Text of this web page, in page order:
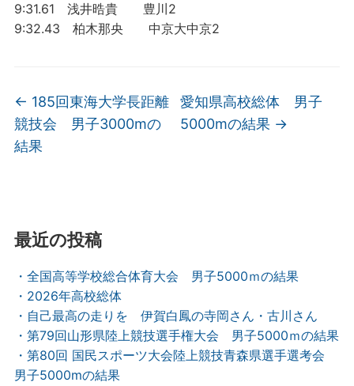
9:31.61 浅井晧貴 豊川2
9:32.43 柏木那央 中京大中京2
← 185回東海大学長距離
競技会 男子3000mの
結果
愛知県高校総体 男子
5000mの結果 →
最近の投稿
・全国高等学校総合体育大会 男子5000ｍの結果
・2026年高校総体
・自己最高の走りを 伊賀白鳳の寺岡さん・古川さん
・第79回山形県陸上競技選手権大会 男子5000ｍの結果
・第80回 国民スポーツ大会陸上競技青森県選手選考会
男子5000mの結果